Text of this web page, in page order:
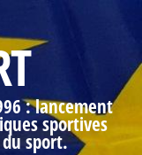
: lancement
sportives
sport.